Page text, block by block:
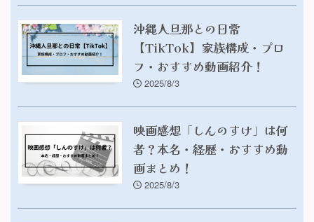
沖縄人旦那との日常
【TikTok】家族構成・プロ
フ・おすすめ動画紹介！
2025/8/3
映画感想「しんのすけ」は何
者？本名・経歴・おすすめ動
画まとめ！
2025/8/3